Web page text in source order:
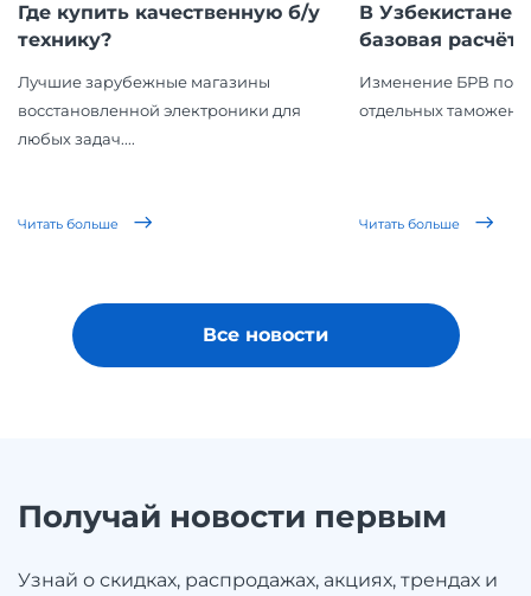
Где купить качественную б/у
технику?
Лучшие зарубежные магазины
восстановленной электроники для
любых задач....
Читать больше
В Узбекистане
базовая
Изменение БРВ
отдельных
Читать больше
Все новости
Получай новости первым
Узнай о скидках, распродажах, акциях, трендах и